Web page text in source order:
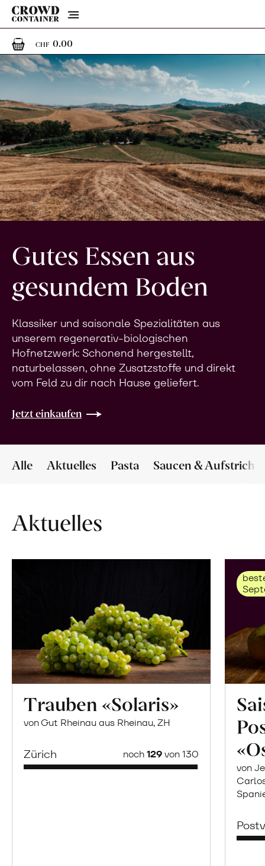
Menu
CHF 0.000 Artikel im Warenkorb
Gutes Essen aus
gesundem Boden
Klassiker und saisonale Spezialitäten aus
unserem regenerativ-biologischen
Hofnetzwerk: Schonend hergestellt,
naturbelassen, ohne Zusatzstoffe und direkt
vom Feld zu dir nach Hause geliefert.
Jetzt einkaufen
Alle Aktuelles Pasta Saucen & Aufstriche
Aktuelles
Trauben «Solaris»
von Gut Rheinau aus Rheinau, ZH
Zürich noch129von 130
von